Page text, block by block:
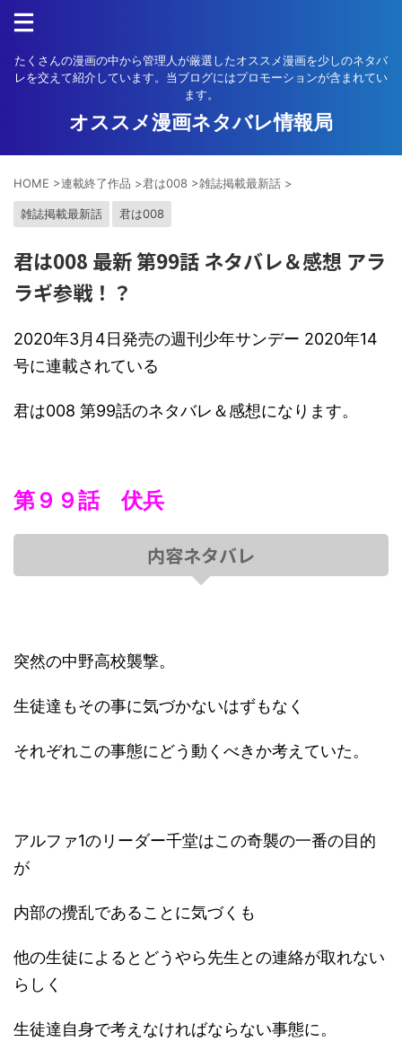
たくさんの漫画の中から管理人が厳選したオススメ漫画を少しのネタバ
レを交えて紹介しています。当ブログにはプロモーションが含まれてい
ます。
オススメ漫画ネタバレ情報局
HOME >連載終了作品 >君は008 >雑誌掲載最新話 >
雑誌掲載最新話 君は008
君は008 最新 第99話 ネタバレ＆感想 アラ
ラギ参戦！？
2020年3月4日発売の週刊少年サンデー 2020年14
号に連載されている
君は008 第99話のネタバレ＆感想になります。
第９９話 伏兵
内容ネタバレ
突然の中野高校襲撃。
生徒達もその事に気づかないはずもなく
それぞれこの事態にどう動くべきか考えていた。
アルファ1のリーダー千堂はこの奇襲の一番の目的
が
内部の攪乱であることに気づくも
他の生徒によるとどうやら先生との連絡が取れない
らしく
生徒達自身で考えなければならない事態に。